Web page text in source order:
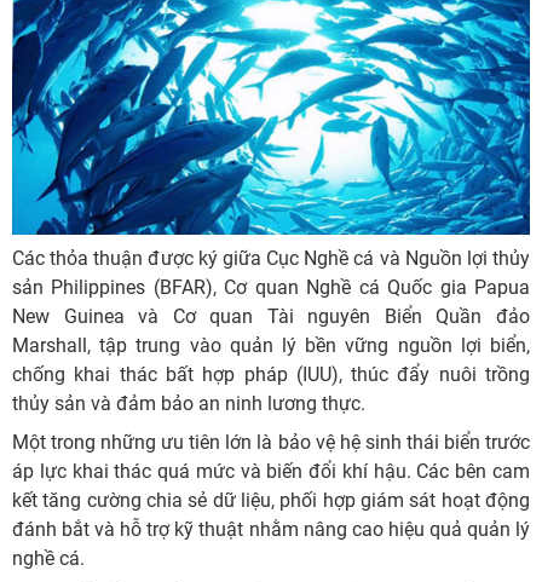
Các thỏa thuận được ký giữa Cục Nghề cá và Nguồn lợi thủy
sản Philippines (BFAR), Cơ quan Nghề cá Quốc gia Papua
New Guinea và Cơ quan Tài nguyên Biển Quần đảo
Marshall, tập trung vào quản lý bền vững nguồn lợi biển,
chống khai thác bất hợp pháp (IUU), thúc đẩy nuôi trồng
thủy sản và đảm bảo an ninh lương thực.
Một trong những ưu tiên lớn là bảo vệ hệ sinh thái biển trước
áp lực khai thác quá mức và biến đổi khí hậu. Các bên cam
kết tăng cường chia sẻ dữ liệu, phối hợp giám sát hoạt động
đánh bắt và hỗ trợ kỹ thuật nhằm nâng cao hiệu quả quản lý
nghề cá.